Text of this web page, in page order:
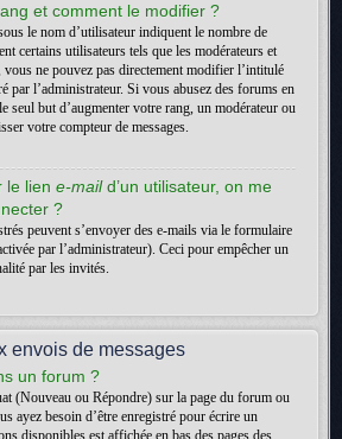
et comment le modifier ?
le nom d’utilisateur indiquent le nombre de
certains utilisateurs tels que les modérateurs et
ne pouvez pas directement modifier l’intitulé
par l’administrateur. Si vous abusez des forums en
seul but d’augmenter votre rang, un modérateur ou
votre compteur de messages.
le lien e-maild’un utilisateur, on me
?
peuvent s’envoyer des e-mails via le formulaire
par l’administrateur). Ceci pour empêcher un
par les invités.
envois de messages
un forum ?
(Nouveau ou Répondre) sur la page du forum ou
ayez besoin d’être enregistré pour écrire un
disponibles est affichée en bas des pages des